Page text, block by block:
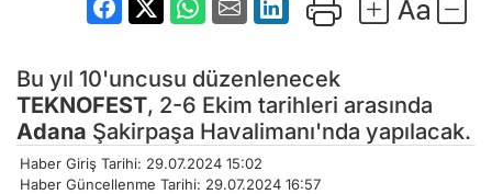
Bu yıl 10'uncusu düzenlenecek
TEKNOFEST, 2-6 Ekim tarihleri arasında
Adana Şakirpaşa Havalimanı'nda yapılacak.
Haber Giriş Tarihi: 29.07.2024 15:02
Haber Güncellenme Tarihi: 29.07.2024 16:57